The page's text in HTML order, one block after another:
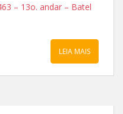
– 13o. andar – Batel
LEIA MAIS